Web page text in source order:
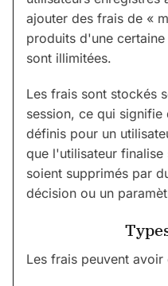
ajouter des frais de «
produits d'une
sont illimitées.
Les frais sont stockés
session, ce qui
définis pour un
que l'utilisateur
soient supprimés par
décision ou un
Les frais peuvent avoir